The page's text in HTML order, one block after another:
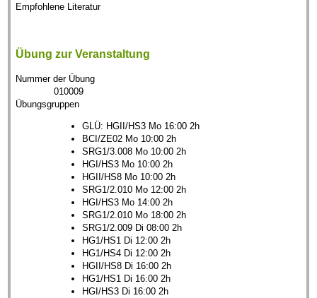
Empfohlene Literatur
Übung zur Veranstaltung
Nummer der Übung
010009
Übungsgruppen
GLÜ: HGII/HS3 Mo 16:00 2h
BCI/ZE02 Mo 10:00 2h
SRG1/3.008 Mo 10:00 2h
HGI/HS3 Mo 10:00 2h
HGII/HS8 Mo 10:00 2h
SRG1/2.010 Mo 12:00 2h
HGI/HS3 Mo 14:00 2h
SRG1/2.010 Mo 18:00 2h
SRG1/2.009 Di 08:00 2h
HG1/HS1 Di 12:00 2h
HG1/HS4 Di 12:00 2h
HGII/HS8 Di 16:00 2h
HG1/HS1 Di 16:00 2h
HGI/HS3 Di 16:00 2h